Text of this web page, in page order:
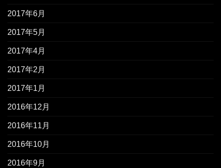
2017年6月
2017年5月
2017年4月
2017年2月
2017年1月
2016年12月
2016年11月
2016年10月
2016年9月